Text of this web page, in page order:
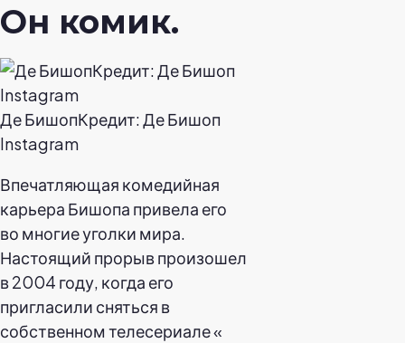
Он комик.
Де БишопКредит: Де Бишоп
Instagram
Впечатляющая комедийная
карьера Бишопа привела его
во многие уголки мира.
Настоящий прорыв произошел
в 2004 году, когда его
пригласили сняться в
собственном телесериале «